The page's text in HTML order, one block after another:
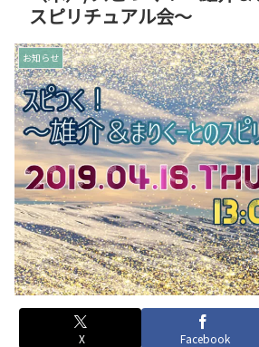
スピリチュアル会〜
お知らせ
X Facebook